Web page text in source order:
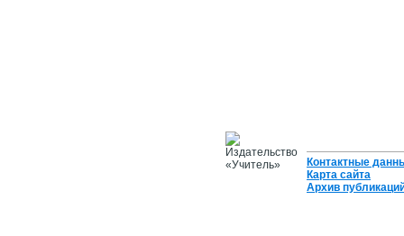
Контактные
Карта сайта
Архив